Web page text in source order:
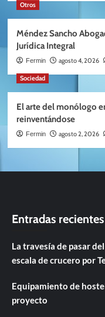
Otros
Méndez Sancho
Jurídica Integral
Fermin agosto 4, 2026
Sociedad
El arte del monólogo
reinventándose
Fermin agosto 2, 2026
Entradas recientes
La travesía de pasar
escala de crucero por
Equipamiento de
proyecto